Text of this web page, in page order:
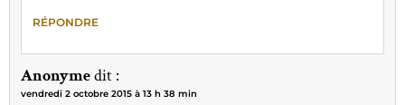
RÉPONDRE
Anonymedit :
vendredi 2 octobre 2015 à 13 h 38 min